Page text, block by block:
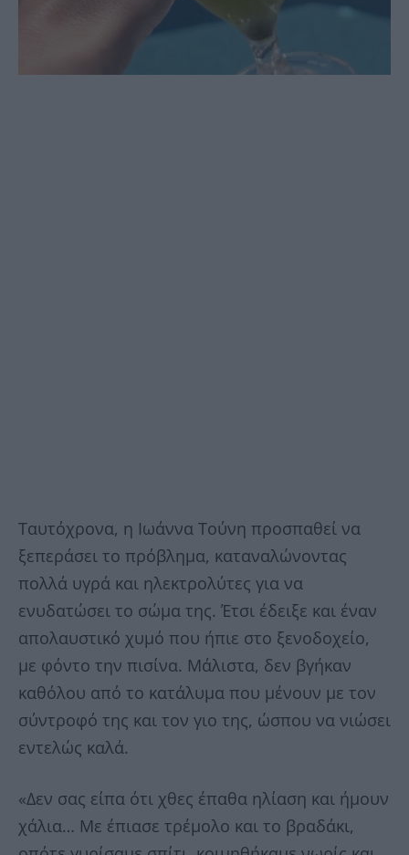
Ταυτόχρονα, η Ιωάννα Τούνη προσπαθεί να
ξεπεράσει το πρόβλημα, καταναλώνοντας
πολλά υγρά και ηλεκτρολύτες για να
ενυδατώσει το σώμα της. Έτσι έδειξε και έναν
απολαυστικό χυμό που ήπιε στο ξενοδοχείο,
με φόντο την πισίνα. Μάλιστα, δεν βγήκαν
καθόλου από το κατάλυμα που μένουν με τον
σύντροφό της και τον γιο της, ώσπου να νιώσει
εντελώς καλά.
«Δεν σας είπα ότι χθες έπαθα ηλίαση και ήμουν
χάλια… Με έπιασε τρέμολο και το βραδάκι,